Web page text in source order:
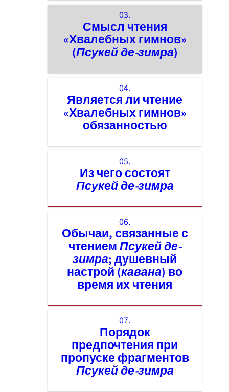
03.
Смысл чтения
«Хвалебных гимнов»
(Псукей де-зимра)
04.
Является ли чтение
«Хвалебных гимнов»
обязанностью
05.
Из чего состоят
Псукей де-зимра
06.
Обычаи, связанные с
чтением Псукей де-
зимра; душевный
настрой (кавана) во
время их чтения
07.
Порядок
предпочтения при
пропуске фрагментов
Псукей де-зимра